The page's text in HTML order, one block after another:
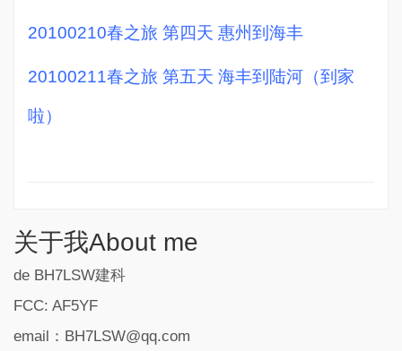
20100210春之旅 第四天 惠州到海丰
20100211春之旅 第五天 海丰到陆河（到家
啦）
关于我About me
de BH7LSW建科
FCC: AF5YF
email：BH7LSW@qq.com